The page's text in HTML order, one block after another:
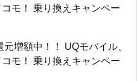
モ！ 乗り換えキャンペー
元増額中！！ UQモバイル、
モ！ 乗り換えキャンペー